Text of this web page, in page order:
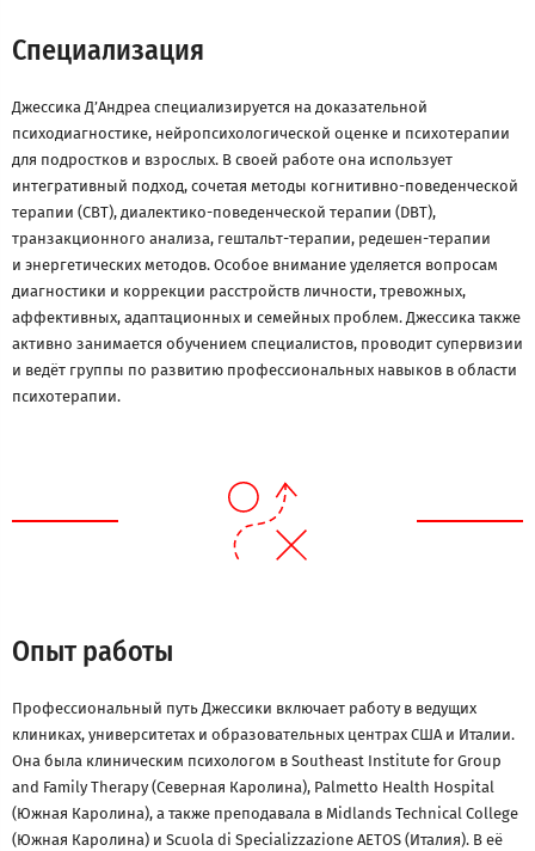
Специализация
Джессика Д’Андреа специализируется на доказательной
психодиагностике, нейропсихологической оценке и психотерапии
для подростков и взрослых. В своей работе она использует
интегративный подход, сочетая методы когнитивно-поведенческой
терапии (CBT), диалектико-поведенческой терапии (DBT),
транзакционного анализа, гештальт-терапии, редешен-терапии
и энергетических методов. Особое внимание уделяется вопросам
диагностики и коррекции расстройств личности, тревожных,
аффективных, адаптационных и семейных проблем. Джессика также
активно занимается обучением специалистов, проводит супервизии
и ведёт группы по развитию профессиональных навыков в области
психотерапии.
Опыт работы
Профессиональный путь Джессики включает работу в ведущих
клиниках, университетах и образовательных центрах США и Италии.
Она была клиническим психологом в Southeast Institute for Group
and Family Therapy (Северная Каролина), Palmetto Health Hospital
(Южная Каролина), а также преподавала в Midlands Technical College
(Южная Каролина) и Scuola di Specializzazione AETOS (Италия). В её